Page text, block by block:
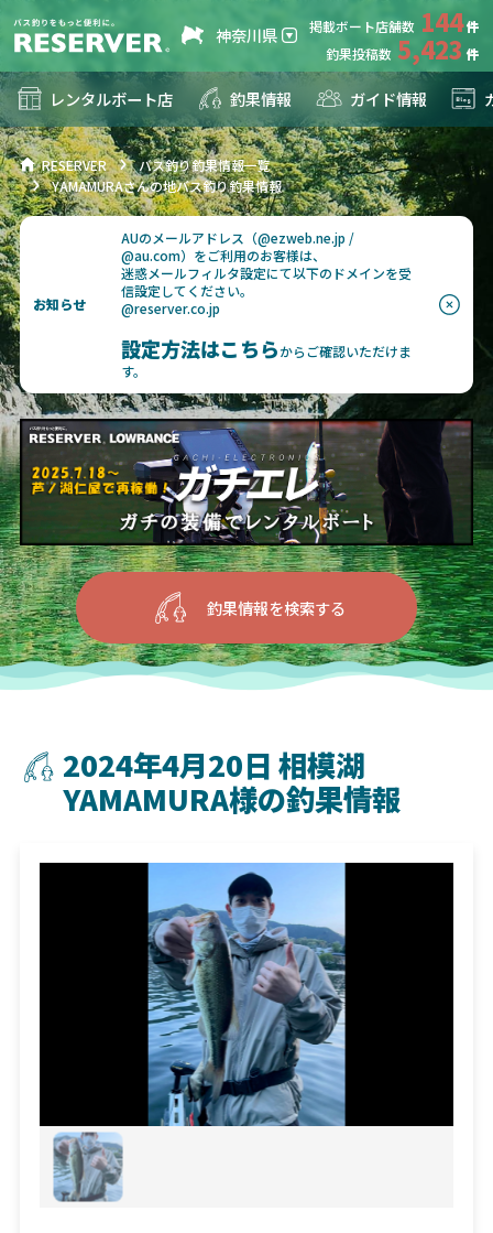
神奈川県 掲載ボート店舗数 144
釣果投稿数 5,423
レンタルボート店 釣果情報 ガイド情報
RESERVER
バス釣り釣果情報一覧
YAMAMURAさんの地バス釣り釣果情報
お知らせ
AUのメールアドレス（@ezweb.ne.jp /
@au.com）をご利用のお客様は、
迷惑メールフィルタ設定にて以下のドメインを受
信設定してください。
@reserver.co.jp
設定方法はこちらからご確認いただけま
す。
釣果情報を検索する
2024年4月20日 相模湖
YAMAMURA様の釣果情報